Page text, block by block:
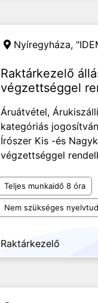
Nyíregyháza,
Raktárkezelő
végzettséggel
Áruátvétel,
kategóriás
Írószer Kis -és
végzettséggel
Teljes munkaidő 8 óra
Nem szükséges
Raktárkezelő